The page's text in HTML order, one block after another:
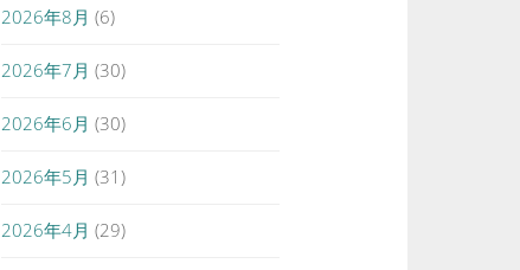
2026年8月 (6)
2026年7月 (30)
2026年6月 (30)
2026年5月 (31)
2026年4月 (29)